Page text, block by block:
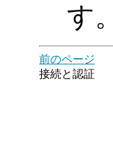
す。
前のページ
接続と認証